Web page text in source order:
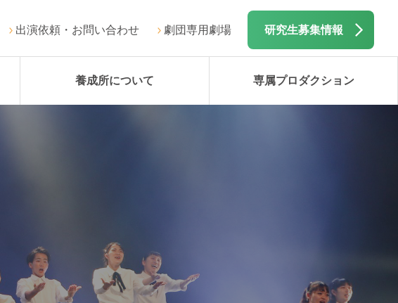
出演依頼・お問い合わせ 劇団専用劇場 研究生募集情報
養成所について 専属プロダクション